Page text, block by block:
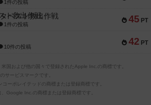
1件の投稿
45 PT
ペスト救出作戦
1件の投稿
42 PT
10件の投稿
国および他の国々で登録されたApple Inc.の商標です。
サービスマークです。
ーポレイテッドの商標または登録商標です。
Google Inc.の商標または登録商標です。